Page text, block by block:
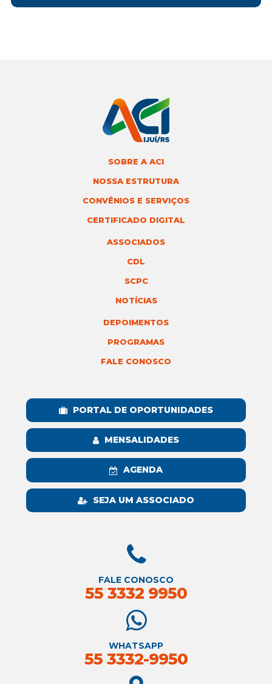
SOBRE A ACI
NOSSA ESTRUTURA
CONVÊNIOS E SERVIÇOS
CERTIFICADO DIGITAL
ASSOCIADOS
CDL
SCPC
NOTÍCIAS
DEPOIMENTOS
PROGRAMAS
FALE CONOSCO
PORTAL DE OPORTUNIDADES
MENSALIDADES
AGENDA
SEJA UM ASSOCIADO
FALE CONOSCO
55 3332 9950
WHATSAPP
55 3332-9950